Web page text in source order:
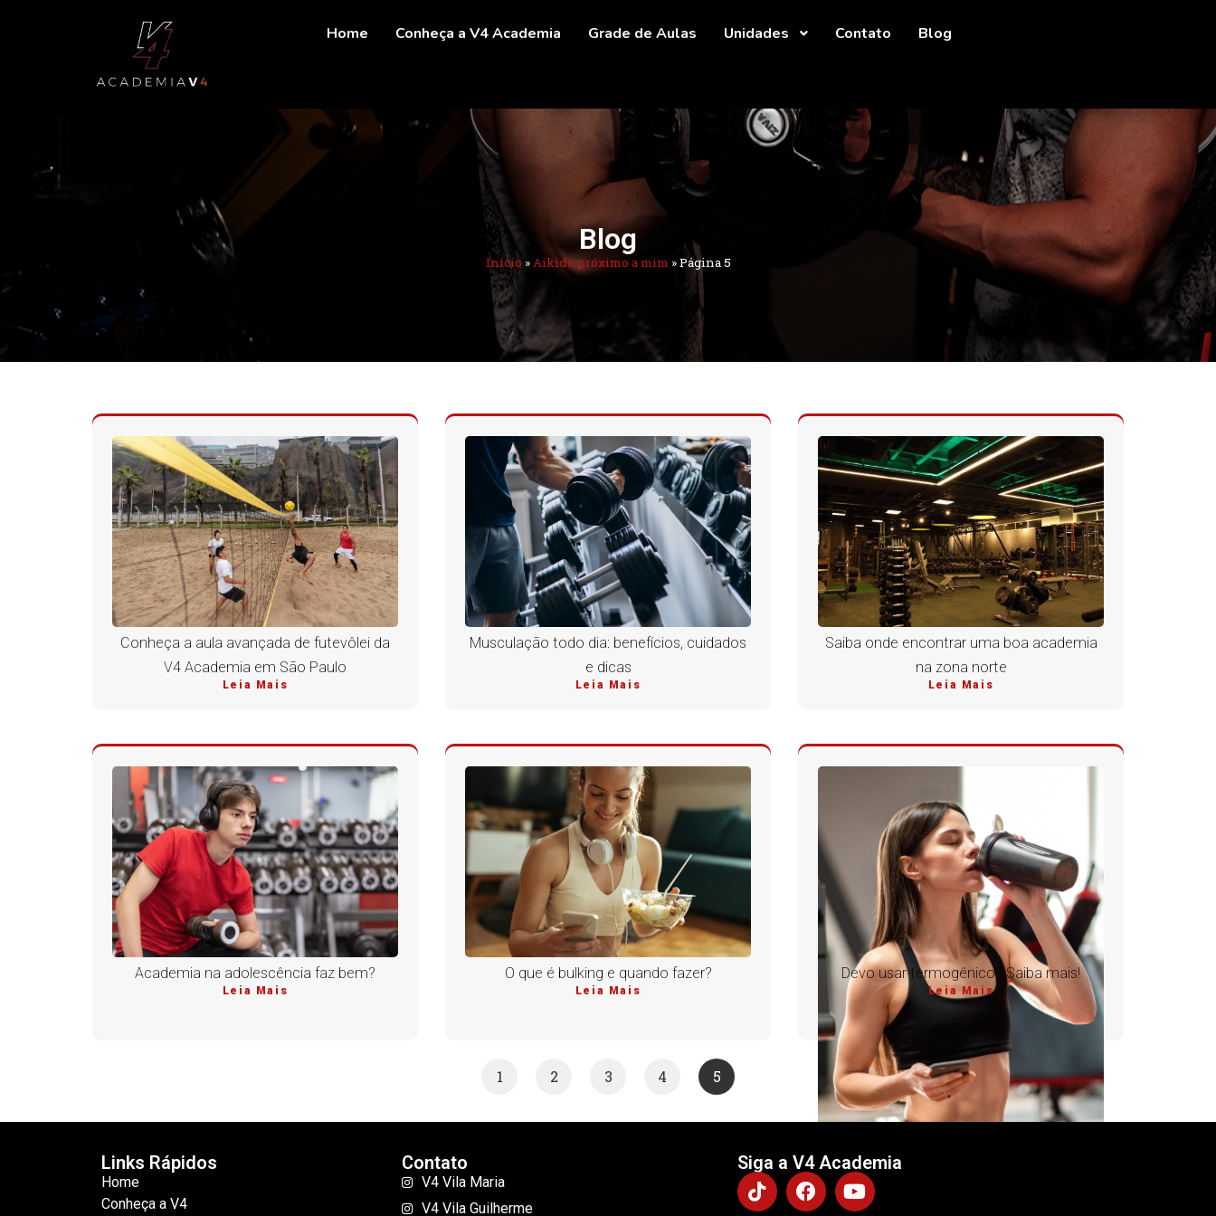
Home Conheça a V4 Academia Grade de Aulas Unidades Contato Blog
Blog
Início »Aikido próximo a mim »Página 5
Conheça a aula avançada de futevôlei da
V4 Academia em São Paulo
Leia Mais
Musculação todo dia: benefícios, cuidados
e dicas
Leia Mais
Saiba onde encontrar uma boa academia
na zona norte
Leia Mais
Academia na adolescência faz bem?
Leia Mais
O que é bulking e quando fazer?
Leia Mais
Devo usar termogênico? Saiba mais!
Leia Mais
1 2 3 4 5
Links Rápidos
Home
Conheça a V4
Contato
V4 Vila Maria
V4 Vila Guilherme
Siga a V4 Academia